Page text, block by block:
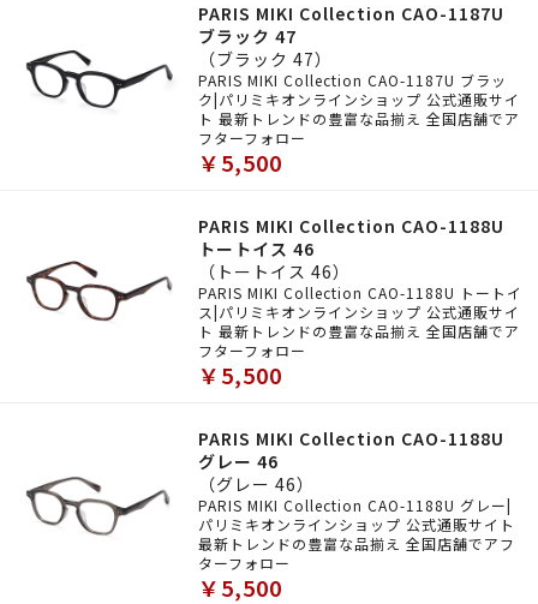
PARIS MIKI Collection CAO-1187U
ブラック 47
（ブラック 47）
PARIS MIKI Collection CAO-1187U ブラッ
ク|パリミキオンラインショップ 公式通販サイ
ト 最新トレンドの豊富な品揃え 全国店舗でア
フターフォロー
￥5,500
PARIS MIKI Collection CAO-1188U
トートイス 46
（トートイス 46）
PARIS MIKI Collection CAO-1188U トートイ
ス|パリミキオンラインショップ 公式通販サイ
ト 最新トレンドの豊富な品揃え 全国店舗でア
フターフォロー
￥5,500
PARIS MIKI Collection CAO-1188U
グレー 46
（グレー 46）
PARIS MIKI Collection CAO-1188U グレー|
パリミキオンラインショップ 公式通販サイト
最新トレンドの豊富な品揃え 全国店舗でアフ
ターフォロー
￥5,500